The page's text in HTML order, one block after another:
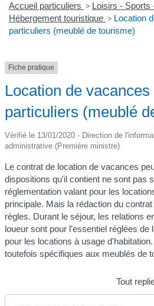
Accueil particuliers > Loisirs - Sports
Hébergement touristique > Location
particuliers (meublé de tourisme)
Fiche pratique
Location de
particuliers (meublé
Vérifié le 13/01/2020 - Direction de
administrative (Première ministre)
Le contrat de location de vacances
dispositions qu'il contient ne sont pas
réglementation valant pour les
principale. Mais la rédaction du
règles. Durant le séjour, les relations
loueur sont pour l'essentiel réglées de
pour les locations à usage
toutefois spécifiques aux meublés de
Tout